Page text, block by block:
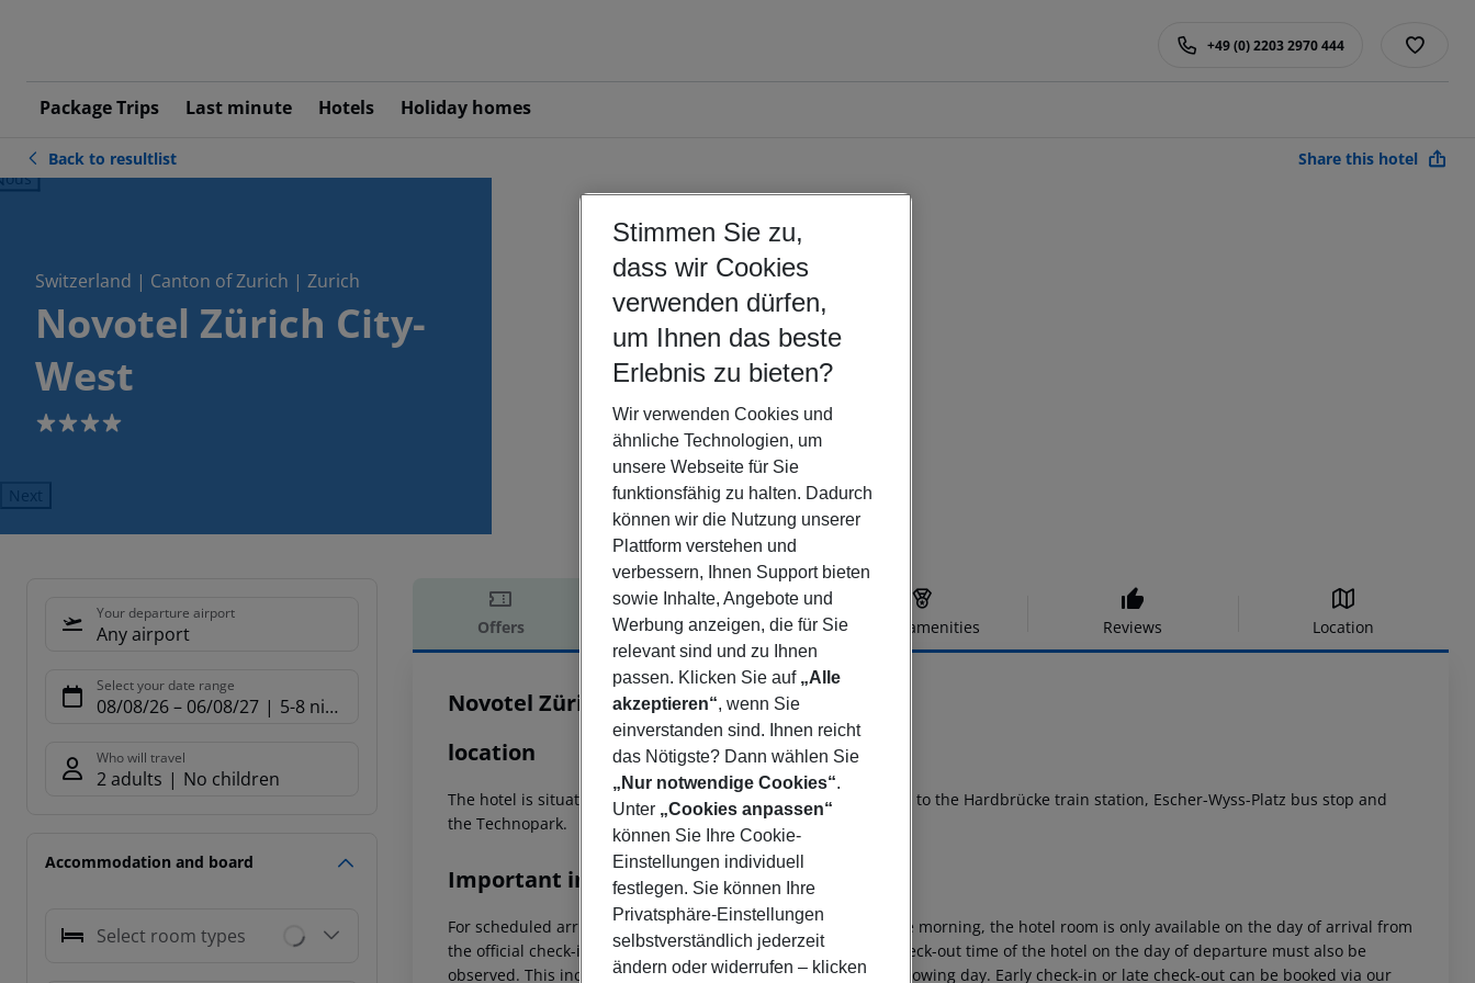
Package Trips Last minute Hotels Holiday homes
+49 (0) 2203 2970 444
Back to resultlist Share this hotel
Switzerland | Canton of Zurich | Zurich
Novotel Zürich City-
West
4
Next
Your departure airport
Any airport
Select your date range
08/08/26– 06/08/27 5-8 nights
Who will travel
2 adults No children
Accommodation and board
Select room types
Offers Offer description Hotel amenities Reviews Location
Offer description
Novotel Zürich City-West
4
location
The hotel is situated in the trendy district of Zurich-West, close to the Hardbrücke train station, Escher-Wyss-Platz bus stop and
the Technopark.
Important info
For scheduled arrivals in the destination area from 04:00 in the morning, the hotel room is only available on the day of arrival from
the official check-in time of the respective hotel. The official check-out time of the hotel on the day of departure must also be
observed. This includes return flights until 3.00 a.m. on the following day. Early check-in or late check-out can be booked via our
Stimmen Sie zu,
dass wir Cookies
verwenden dürfen,
um Ihnen das beste
Erlebnis zu bieten?
Wir verwenden Cookies und
ähnliche Technologien, um
unsere Webseite für Sie
funktionsfähig zu halten. Dadurch
können wir die Nutzung unserer
Plattform verstehen und
verbessern, Ihnen Support bieten
sowie Inhalte, Angebote und
Werbung anzeigen, die für Sie
relevant sind und zu Ihnen
passen. Klicken Sie auf „Alle
akzeptieren“, wenn Sie
einverstanden sind. Ihnen reicht
das Nötigste? Dann wählen Sie
„Nur notwendige Cookies“.
Unter „Cookies anpassen“
können Sie Ihre Cookie-
Einstellungen individuell
festlegen. Sie können Ihre
Privatsphäre-Einstellungen
selbstverständlich jederzeit
ändern oder widerrufen – klicken